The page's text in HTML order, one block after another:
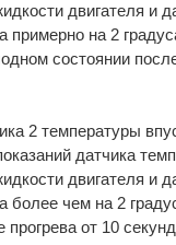
двигателя и
примерно на 2
состоянии
2 температуры
датчика
двигателя и
более чем на 2
прогрева от 10